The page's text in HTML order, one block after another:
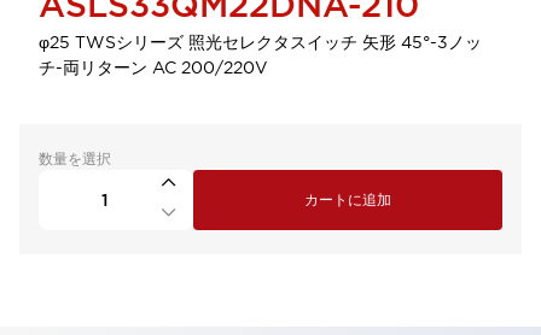
φ25 TWSシリーズ 照光セレクタスイッチ 矢形 45°-3ノッ
チ-両リターン AC 200/220V
数量を選択
カートに追加